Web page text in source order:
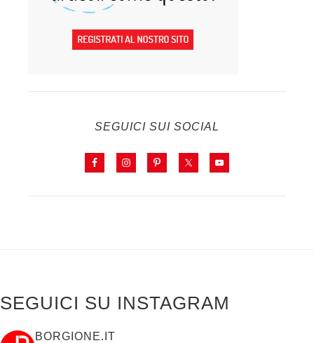
SEGUICI SUI SOCIAL
SEGUICI SU INSTAGRAM
BORGIONE.IT